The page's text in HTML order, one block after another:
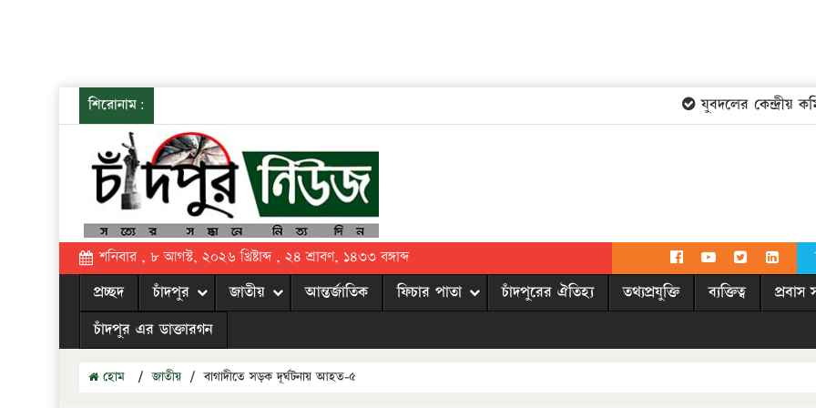
শিরোনাম: যুবদলের কেন্দ্রীয়
শনিবার , ৮ আগস্ট, ২০২৬ খ্রিষ্টাব্দ , ২৪ শ্রাবণ, ১৪৩৩ বঙ্গাব্দ
প্রচ্ছদ চাঁদপুর জাতীয় আন্তর্জাতিক ফিচার পাতা চাঁদপুরের ঐতিহ্য তথ্যপ্রযুক্তি ব্যক্তিত্ব প্রবাস
চাঁদপুর এর ডাক্তারগন
হোম / জাতীয় / বাগাদীতে সড়ক দূর্ঘটনায় আহত-৫